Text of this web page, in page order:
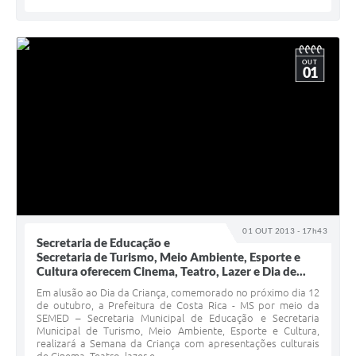
01 OUT 2013 - 17h43
OUT
01
Secretaria de Educação e
Secretaria de Turismo, Meio Ambiente, Esporte e
Cultura oferecem Cinema, Teatro, Lazer e Dia de...
Em alusão ao Dia da Criança, comemorado no próximo dia 12
de outubro, a Prefeitura de Costa Rica - MS por meio da
SEMED – Secretaria Municipal de Educação e Secretaria
Municipal de Turismo, Meio Ambiente, Esporte e Cultura,
realizará a Semana da Criança com apresentações culturais